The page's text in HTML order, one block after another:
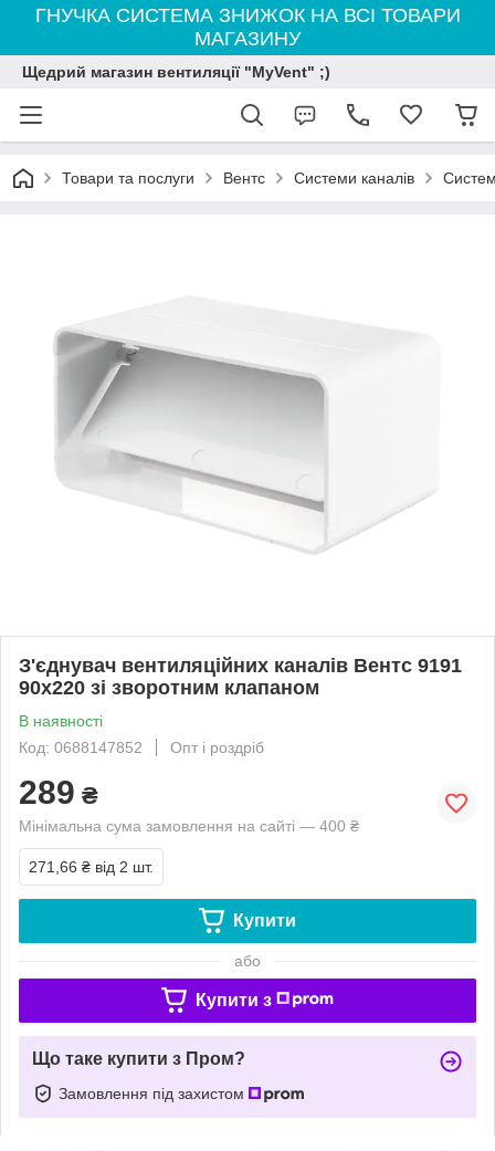
ГНУЧКА СИСТЕМА ЗНИЖОК НА ВСІ ТОВАРИ
МАГАЗИНУ
Щедрий магазин вентиляції "MyVent" ;)
Товари та послуги Вентс Системи каналів
З'єднувач вентиляційних каналів Вентс 9191
90х220 зі зворотним клапаном
В наявності
Код: 0688147852
Опт і роздріб
289 ₴
Мінімальна сума замовлення на сайті — 400 ₴
271,66 ₴ від 2 шт.
Купити
або
Купити з
Що таке купити з Пром?
Замовлення під захистом